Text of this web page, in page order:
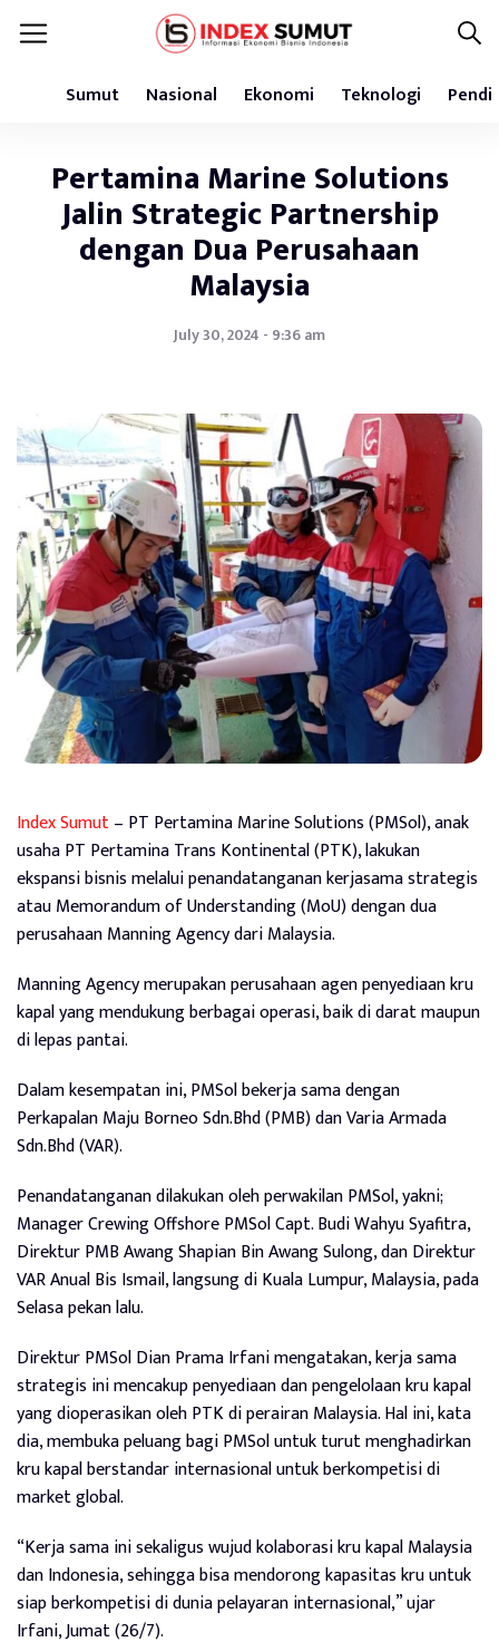
Sumut Nasional Ekonomi Teknologi
Pertamina Marine Solutions
Jalin Strategic Partnership
dengan Dua Perusahaan
Malaysia
July 30, 2024 - 9:36 am
Index Sumut– PT Pertamina Marine Solutions (PMSol), anak
usaha PT Pertamina Trans Kontinental (PTK), lakukan
ekspansi bisnis melalui penandatanganan kerjasama strategis
atau Memorandum of Understanding (MoU) dengan dua
perusahaan Manning Agency dari Malaysia.
Manning Agency merupakan perusahaan agen penyediaan kru
kapal yang mendukung berbagai operasi, baik di darat maupun
di lepas pantai.
Dalam kesempatan ini, PMSol bekerja sama dengan
Perkapalan Maju Borneo Sdn.Bhd (PMB) dan Varia Armada
Sdn.Bhd (VAR).
Penandatanganan dilakukan oleh perwakilan PMSol, yakni;
Manager Crewing Offshore PMSol Capt. Budi Wahyu Syafitra,
Direktur PMB Awang Shapian Bin Awang Sulong, dan Direktur
VAR Anual Bis Ismail, langsung di Kuala Lumpur, Malaysia, pada
Selasa pekan lalu.
Direktur PMSol Dian Prama Irfani mengatakan, kerja sama
strategis ini mencakup penyediaan dan pengelolaan kru kapal
yang dioperasikan oleh PTK di perairan Malaysia. Hal ini, kata
dia, membuka peluang bagi PMSol untuk turut menghadirkan
kru kapal berstandar internasional untuk berkompetisi di
market global.
“Kerja sama ini sekaligus wujud kolaborasi kru kapal Malaysia
dan Indonesia, sehingga bisa mendorong kapasitas kru untuk
siap berkompetisi di dunia pelayaran internasional,” ujar
Irfani, Jumat (26/7).